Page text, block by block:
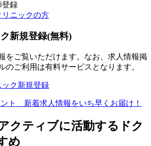
登録
リニックの方
新規登録(無料)
をご覧いただけます。なお、求人情報掲
のご利用は有料サービスとなります。
ック新規登録
クティブに活動するドク
め